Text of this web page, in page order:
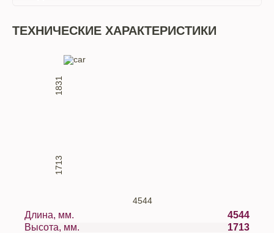
ТЕХНИЧЕСКИЕ ХАРАКТЕРИСТИКИ
4544
1713
1831
Длина, мм.
4544
Высота, мм.
1713